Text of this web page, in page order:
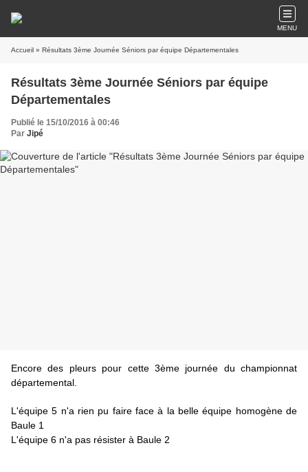
MENU
Accueil » Résultats 3ème Journée Séniors par équipe Départementales
Résultats 3ème Journée Séniors par équipe
Départementales
Publié le 15/10/2016 à 00:46
Par Jipé
Encore des pleurs pour cette 3ème journée du championnat
départemental.
L'équipe 5 n'a rien pu faire face à la belle équipe homogène de
Baule 1
L'équipe 6 n'a pas résister à Baule 2